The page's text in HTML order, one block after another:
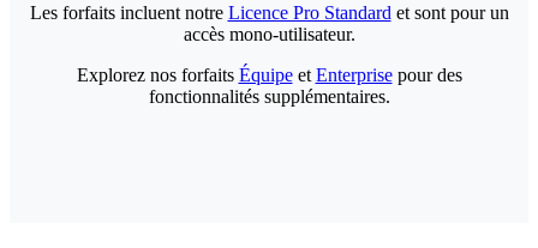
Les forfaits incluent notre Licence Pro Standard et sont pour un
accès mono-utilisateur.
Explorez nos forfaits Équipeet Enterprisepour des
fonctionnalités supplémentaires.